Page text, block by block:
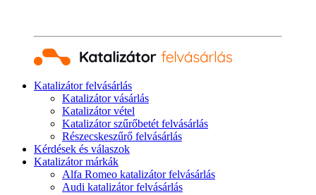
Katalizátor felvásárlás
Katalizátor vásárlás
Katalizátor vétel
Katalizátor szűrőbetét felvásárlás
Részecskeszűrő felvásárlás
Kérdések és válaszok
Katalizátor márkák
Alfa Romeo katalizátor felvásárlás
Audi katalizátor felvásárlás